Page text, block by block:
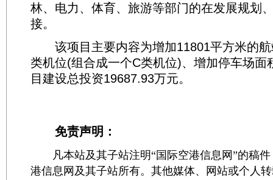
林、电力、体育、旅游等部门的在发展规划
接。
该项目主要内容为增加11801平方米的航
类机位(组合成一个C类机位)、增加停车场面
目建设总投资19687.93万元。
免责声明：
凡本站及其子站注明“国际空港信息网”的稿件
港信息网及其子站所有。其他媒体、网站或个人